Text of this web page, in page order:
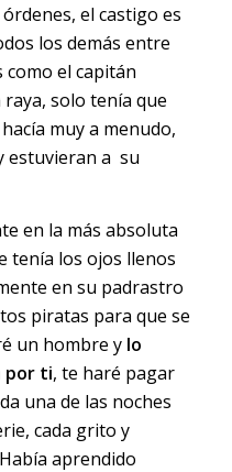
el castigo es
los demás entre
como el capitán
solo tenía que
muy a menudo,
estuvieran a su
en la más absoluta
tenía los ojos llenos
en su padrastro
piratas para que se
un hombre y lo
por ti, te haré pagar
una de las noches
cada grito y
aprendido